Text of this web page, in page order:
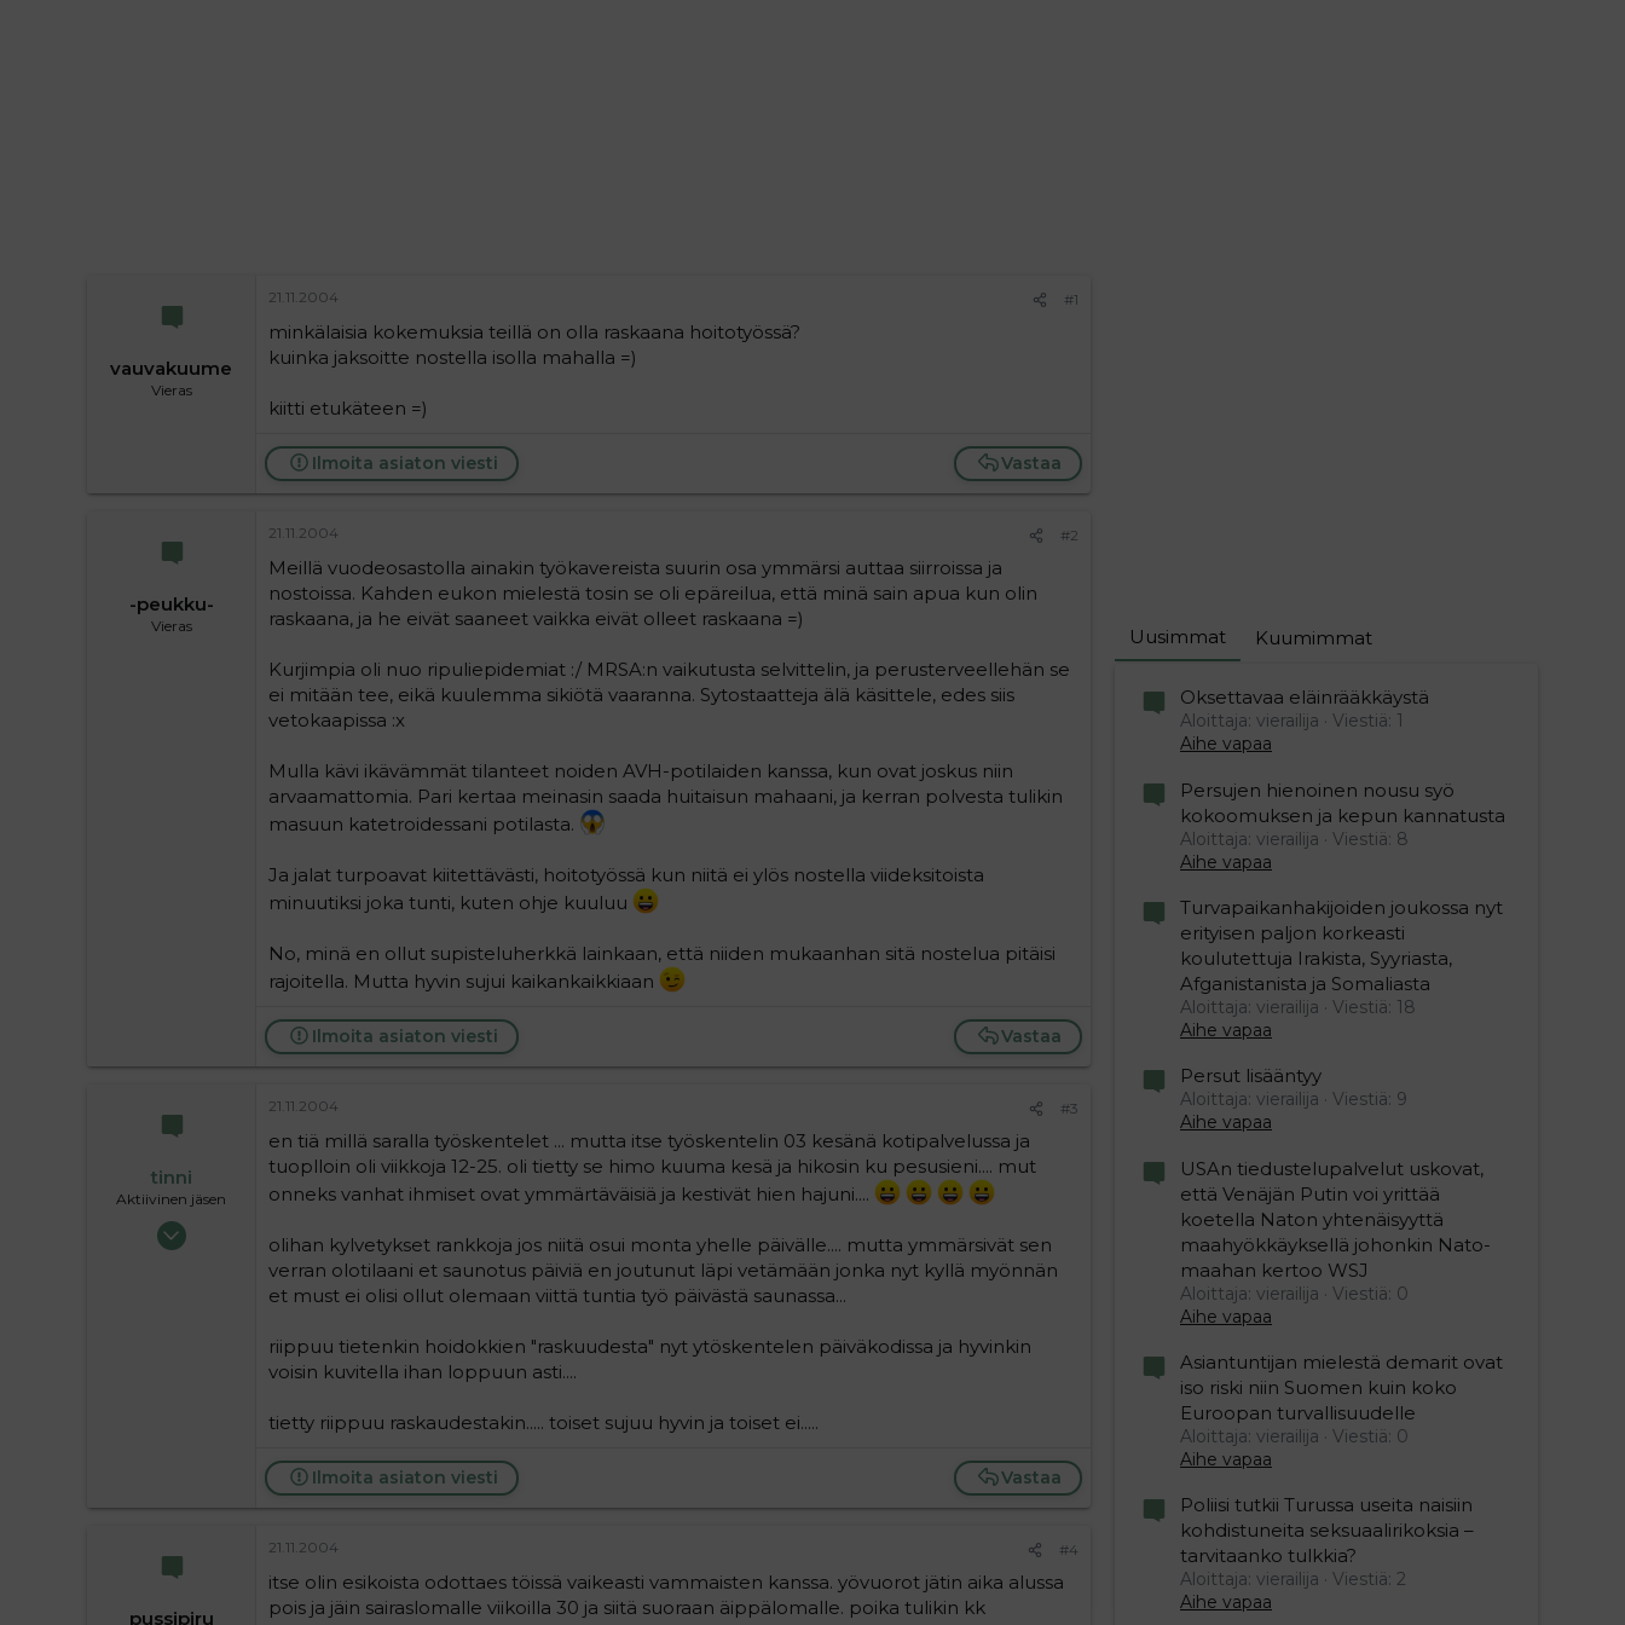
vauvakuume
Vieras
21.11.2004 #1
minkälaisia kokemuksia teillä on olla raskaana hoitotyössä?
kuinka jaksoitte nostella isolla mahalla =)
kiitti etukäteen =)
Vastaa
Ilmoita asiaton viesti
-peukku-
Vieras
21.11.2004 #2
Meillä vuodeosastolla ainakin työkavereista suurin osa ymmärsi auttaa siirroissa ja
nostoissa. Kahden eukon mielestä tosin se oli epäreilua, että minä sain apua kun olin
raskaana, ja he eivät saaneet vaikka eivät olleet raskaana =)
Kurjimpia oli nuo ripuliepidemiat :/ MRSA:n vaikutusta selvittelin, ja perusterveellehän se
ei mitään tee, eikä kuulemma sikiötä vaaranna. Sytostaatteja älä käsittele, edes siis
vetokaapissa :x
Mulla kävi ikävämmät tilanteet noiden AVH-potilaiden kanssa, kun ovat joskus niin
arvaamattomia. Pari kertaa meinasin saada huitaisun mahaani, ja kerran polvesta tulikin
masuun katetroidessani potilasta.
Ja jalat turpoavat kiitettävästi, hoitotyössä kun niitä ei ylös nostella viideksitoista
minuutiksi joka tunti, kuten ohje kuuluu
No, minä en ollut supisteluherkkä lainkaan, että niiden mukaanhan sitä nostelua pitäisi
rajoitella. Mutta hyvin sujui kaikankaikkiaan
Vastaa
Ilmoita asiaton viesti
tinni
Aktiivinen jäsen
01.04.2004
21.11.2004 #3
en tiä millä saralla työskentelet ... mutta itse työskentelin 03 kesänä kotipalvelussa ja
tuoplloin oli viikkoja 12-25. oli tietty se himo kuuma kesä ja hikosin ku pesusieni.... mut
onneks vanhat ihmiset ovat ymmärtäväisiä ja kestivät hien hajuni....
olihan kylvetykset rankkoja jos niitä osui monta yhelle päivälle.... mutta ymmärsivät sen
verran olotilaani et saunotus päiviä en joutunut läpi vetämään jonka nyt kyllä myönnän
et must ei olisi ollut olemaan viittä tuntia työ päivästä saunassa...
riippuu tietenkin hoidokkien "raskuudesta" nyt ytöskentelen päiväkodissa ja hyvinkin
voisin kuvitella ihan loppuun asti....
tietty riippuu raskaudestakin..... toiset sujuu hyvin ja toiset ei.....
Vastaa
Ilmoita asiaton viesti
pussipiru
21.11.2004 #4
itse olin esikoista odottaes töissä vaikeasti vammaisten kanssa. yövuorot jätin aika alussa
pois ja jäin sairaslomalle viikoilla 30 ja siitä suoraan äippälomalle. poika tulikin kk
Uusimmat Kuumimmat
Oksettavaa eläinrääkkäystä
Aloittaja: vierailija
Viestiä: 1
Aihe vapaa
Persujen hienoinen nousu syö
kokoomuksen ja kepun kannatusta
Aloittaja: vierailija
Viestiä: 8
Aihe vapaa
Turvapaikanhakijoiden joukossa nyt
erityisen paljon korkeasti
koulutettuja Irakista, Syyriasta,
Afganistanista ja Somaliasta
Aloittaja: vierailija
Viestiä: 18
Aihe vapaa
Persut lisääntyy
Aloittaja: vierailija
Viestiä: 9
Aihe vapaa
USAn tiedustelupalvelut uskovat,
että Venäjän Putin voi yrittää
koetella Naton yhtenäisyyttä
maahyökkäyksellä johonkin Nato-
maahan kertoo WSJ
Aloittaja: vierailija
Viestiä: 0
Aihe vapaa
Asiantuntijan mielestä demarit ovat
iso riski niin Suomen kuin koko
Euroopan turvallisuudelle
Aloittaja: vierailija
Viestiä: 0
Aihe vapaa
Poliisi tutkii Turussa useita naisiin
kohdistuneita seksuaalirikoksia –
tarvitaanko tulkkia?
Aloittaja: vierailija
Viestiä: 2
Aihe vapaa